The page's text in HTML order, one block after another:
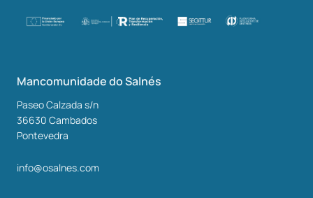
Mancomunidade do Salnés
Paseo Calzada s/n
36630 Cambados
Pontevedra
info@osalnes.com